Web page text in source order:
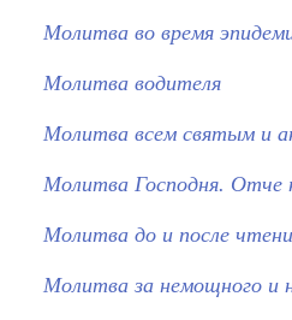
Молитва во время
Молитва водителя
Молитва всем святым и
Молитва Господня. Отче
Молитва до и после
Молитва за немощного и